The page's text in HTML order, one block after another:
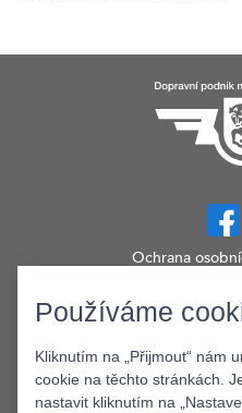
Ochrana
Zobrazit
©2026. Dopravní
Používáme
Kliknutím na „Přijmout“ nám
cookie na těchto stránkách.
nastavit kliknutím na